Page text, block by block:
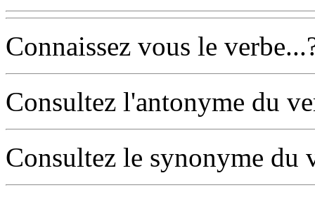
Connaissez vous le
Consultez l'antonyme du
Consultez le synonyme du